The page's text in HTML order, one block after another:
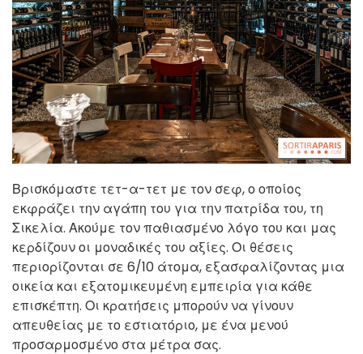
Βρισκόμαστε τετ-α-τετ με τον σεφ, ο οποίος
εκφράζει την αγάπη του για την πατρίδα του, τη
Σικελία. Ακούμε τον παθιασμένο λόγο του και μας
κερδίζουν οι μοναδικές του αξίες. Οι θέσεις
περιορίζονται σε 6/10 άτομα, εξασφαλίζοντας μια
οικεία και εξατομικευμένη εμπειρία για κάθε
επισκέπτη. Οι κρατήσεις μπορούν να γίνουν
απευθείας με το εστιατόριο, με ένα μενού
προσαρμοσμένο στα μέτρα σας.